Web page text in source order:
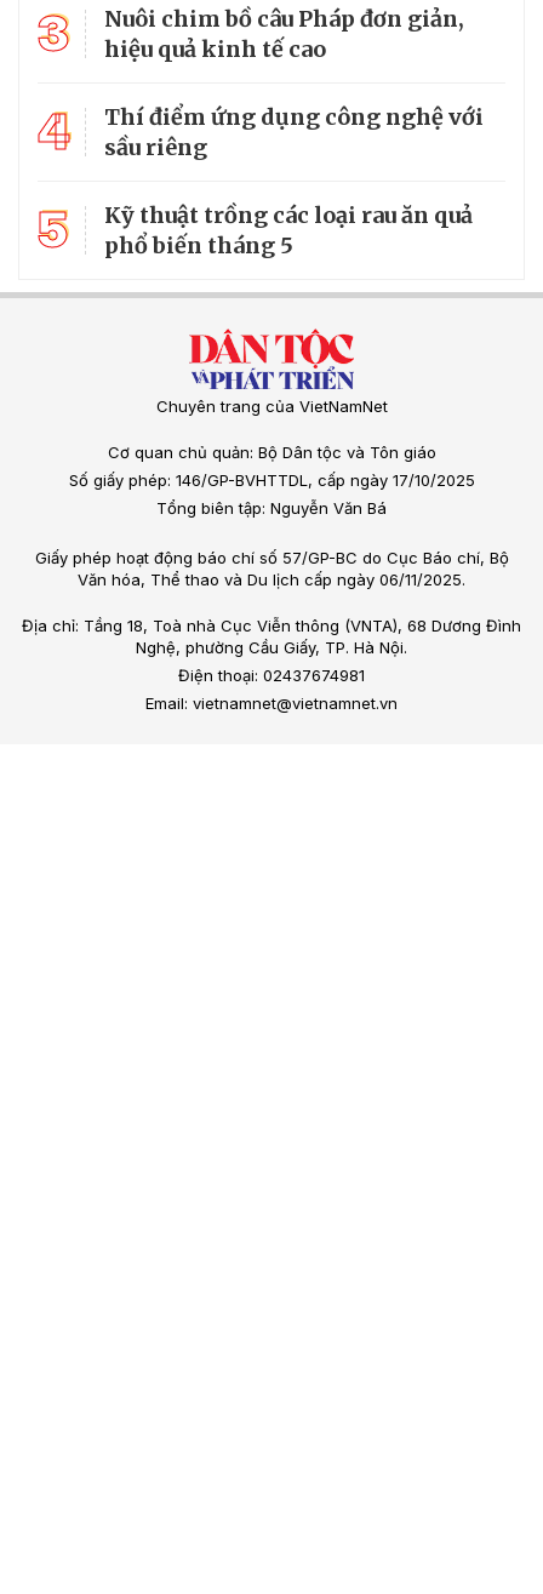
3
Nuôi chim bồ câu Pháp đơn giản,
hiệu quả kinh tế cao
4
Thí điểm ứng dụng công nghệ với
sầu riêng
5
Kỹ thuật trồng các loại rau ăn quả
phổ biến tháng 5
Chuyên trang của VietNamNet
Cơ quan chủ quản: Bộ Dân tộc và Tôn giáo
Số giấy phép: 146/GP-BVHTTDL, cấp ngày 17/10/2025
Tổng biên tập: Nguyễn Văn Bá
Giấy phép hoạt động báo chí số 57/GP-BC do Cục Báo chí, Bộ
Văn hóa, Thể thao và Du lịch cấp ngày 06/11/2025.
Địa chỉ: Tầng 18, Toà nhà Cục Viễn thông (VNTA), 68 Dương Đình
Nghệ, phường Cầu Giấy, TP. Hà Nội.
Điện thoại: 02437674981
Email: vietnamnet@vietnamnet.vn